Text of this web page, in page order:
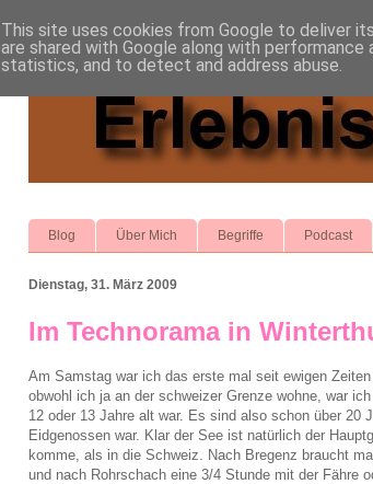
Blog Über Mich Begriffe Podcast
Dienstag, 31. März 2009
Im Technorama in
Am Samstag war ich das erste mal seit ewigen
obwohl ich ja an der schweizer Grenze wohne, war
12 oder 13 Jahre alt war. Es sind also schon über 20
Eidgenossen war. Klar der See ist natürlich der
komme, als in die Schweiz. Nach Bregenz braucht
und nach Rohrschach eine 3/4 Stunde mit der Fähre
This site uses cookies from Google to deliver
are shared with Google along with
statistics, and to detect and address abuse.